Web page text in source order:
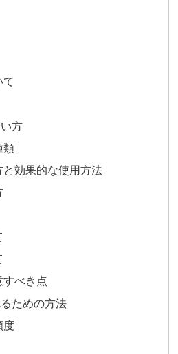
て
方
類
効果的な使用方法
すべき点
ための方法
度